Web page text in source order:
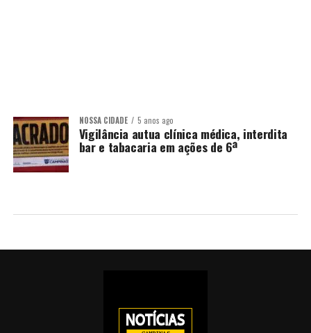
NOSSA CIDADE 5 anos ago
Vigilância autua clínica médica, interdita
bar e tabacaria em ações de 6ª